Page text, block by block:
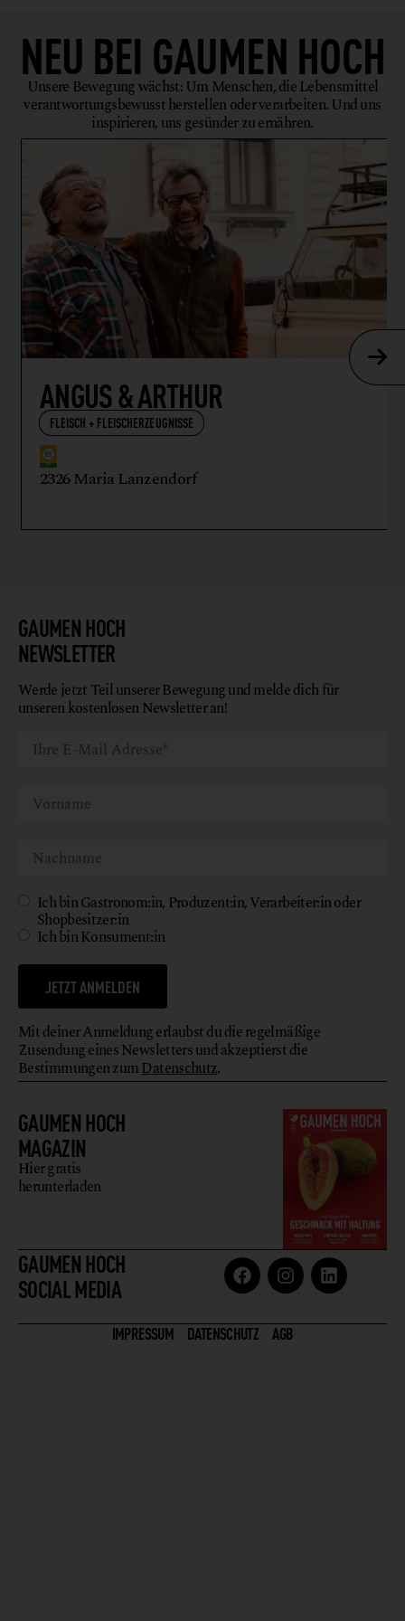
NEU BEI GAUMEN HOCH
Unsere Bewegung wächst: Um Menschen, die Lebensmittel
verantwortungsbewusst herstellen oder verarbeiten. Und uns
inspirieren, uns gesünder zu ernähren.
ANGUS & ARTHUR
FLEISCH + FLEISCHERZEUGNISSE
2326 Maria Lanzendorf
GAUMEN HOCH
MAGAZIN
Hier gratis
herunterladen
GAUMEN HOCH
SOCIAL MEDIA
GAUMEN HOCH
NEWSLETTER
Werde jetzt Teil unserer Bewegung und melde dich für
unseren kostenlosen Newsletter an!
Ich bin Gastronom:in, Produzent:in, Verarbeiter:in oder
Shopbesitzer:in
Ich bin Konsument:in
JETZT ANMELDEN
Mit deiner Anmeldung erlaubst du die regelmäßige
Zusendung eines Newsletters und akzeptierst die
Bestimmungen zumDatenschutz.
IMPRESSUM DATENSCHUTZ AGB